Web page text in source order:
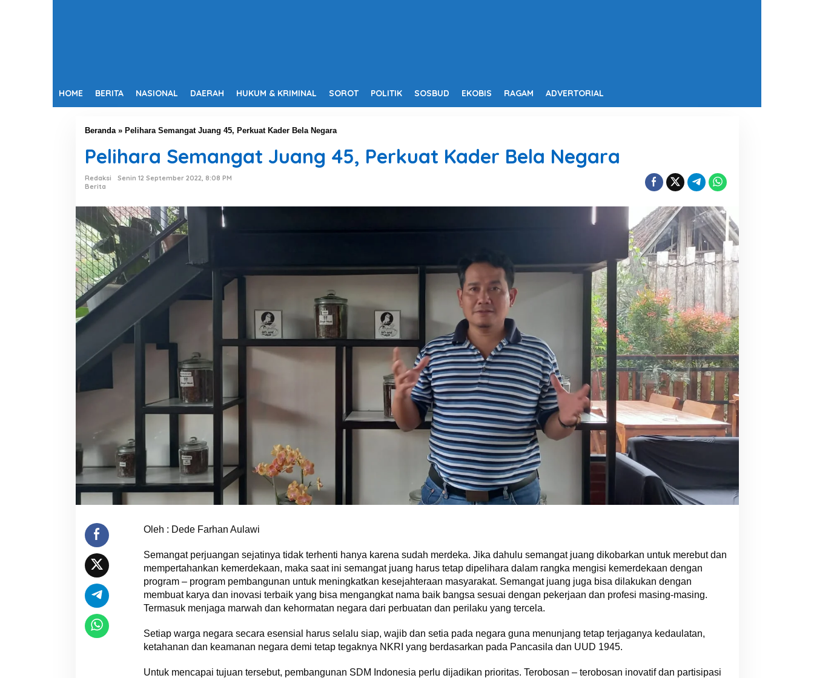
HOME BERITA NASIONAL DAERAH HUKUM & KRIMINAL SOROT POLITIK SOSBUD EKOBIS RAGAM ADVERTORIAL
Beranda» Pelihara Semangat Juang 45, Perkuat Kader Bela Negara
Pelihara Semangat Juang 45, Perkuat Kader Bela Negara
Redaksi
Senin 12 September 2022, 8:08 PM
Berita
Oleh : Dede Farhan Aulawi
Semangat perjuangan sejatinya tidak terhenti hanya karena sudah merdeka. Jika dahulu semangat juang dikobarkan untuk merebut dan
mempertahankan kemerdekaan, maka saat ini semangat juang harus tetap dipelihara dalam rangka mengisi kemerdekaan dengan
program – program pembangunan untuk meningkatkan kesejahteraan masyarakat. Semangat juang juga bisa dilakukan dengan
membuat karya dan inovasi terbaik yang bisa mengangkat nama baik bangsa sesuai dengan pekerjaan dan profesi masing-masing.
Termasuk menjaga marwah dan kehormatan negara dari perbuatan dan perilaku yang tercela.
Setiap warga negara secara esensial harus selalu siap, wajib dan setia pada negara guna menunjang tetap terjaganya kedaulatan,
ketahanan dan keamanan negara demi tetap tegaknya NKRI yang berdasarkan pada Pancasila dan UUD 1945.
Untuk mencapai tujuan tersebut, pembangunan SDM Indonesia perlu dijadikan prioritas. Terobosan – terobosan inovatif dan partisipasi